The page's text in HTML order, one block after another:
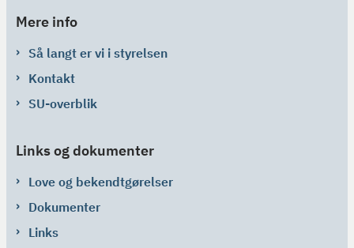
Mere info
Så langt er vi i styrelsen
Kontakt
SU-overblik
Links og dokumenter
Love og bekendtgørelser
Dokumenter
Links